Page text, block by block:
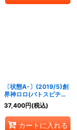
〔状態A-〕(2019/5)創
界神ロロ(バトスピチャ
ンピオンシップ2018-神
煌臨杯-)【XX】{BS44-
XX02}《多》
37,400円(税込)
カートに入れる